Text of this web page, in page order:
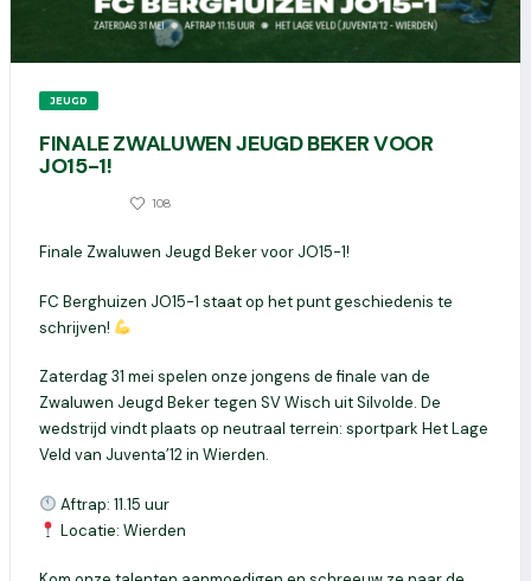
JEUGD
FINALE ZWALUWEN JEUGD BEKER VOOR
JO15-1!
108
Finale Zwaluwen Jeugd Beker voor JO15-1!
FC Berghuizen JO15-1 staat op het punt geschiedenis te
schrijven!
Zaterdag 31 mei spelen onze jongens de finale van de
Zwaluwen Jeugd Beker tegen SV Wisch uit Silvolde. De
wedstrijd vindt plaats op neutraal terrein: sportpark Het Lage
Veld van Juventa’12 in Wierden.
Aftrap: 11.15 uur
Locatie: Wierden